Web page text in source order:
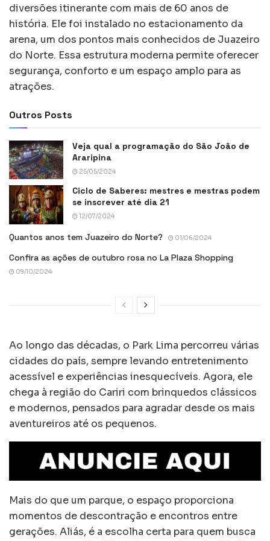
diversões itinerante com mais de 60 anos de
história. Ele foi instalado no estacionamento da
arena, um dos pontos mais conhecidos de Juazeiro
do Norte. Essa estrutura moderna permite oferecer
segurança, conforto e um espaço amplo para as
atrações.
Outros Posts
Veja qual a programação do São João de
Araripina
25/05/2024
Ciclo de Saberes: mestres e mestras podem
se inscrever até dia 21
12/07/2024
Quantos anos tem Juazeiro do Norte? 01/06/2024
Confira as ações de outubro rosa no La Plaza Shopping
09/10/2024
Ao longo das décadas, o Park Lima percorreu várias
cidades do país, sempre levando entretenimento
acessível e experiências inesquecíveis. Agora, ele
chega à região do Cariri com brinquedos clássicos
e modernos, pensados para agradar desde os mais
aventureiros até os pequenos.
Mais do que um parque, o espaço proporciona
momentos de descontração e encontros entre
gerações. Aliás, é a escolha certa para quem busca